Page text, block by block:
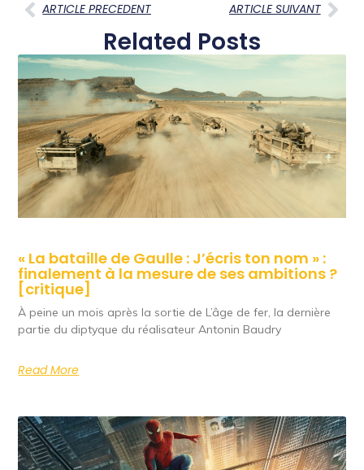
ARTICLE PRECEDENT
ARTICLE SUIVANT
Related Posts
« La bataille de Gaulle : J’écris ton nom » :
finalement à la mesure de ses ambitions ?
[critique]
À peine un mois après la sortie de L’âge de fer, la dernière
partie du diptyque du réalisateur Antonin Baudry
Read More